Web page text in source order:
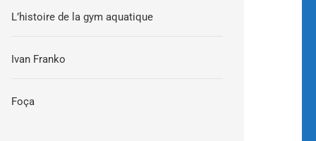
L’histoire de la gym aquatique
Ivan Franko
Foça